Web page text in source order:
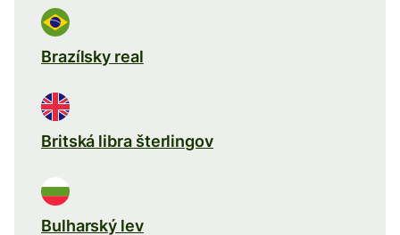
Brazílsky real
Britská libra šterlingov
Bulharský lev